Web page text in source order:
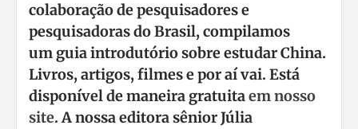
colaboração de pesquisadores e
pesquisadoras do Brasil, compilamos
um guia introdutório sobre estudar China.
Livros, artigos, filmes e por aí vai. Está
disponível de maneira gratuitaem nosso
site. A nossa editora sênior Júlia